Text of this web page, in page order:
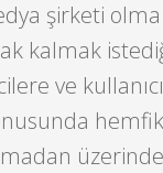
şirketi olma
kalmak
ve